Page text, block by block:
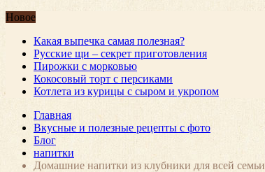
Новое
Какая выпечка самая полезная?
Русские щи – секрет приготовления
Пирожки с морковью
Кокосовый торт с персиками
Котлета из курицы с сыром и укропом
Главная
Вкусные и полезные рецепты с фото
Блог
напитки
Домашние напитки из клубники для всей семьи